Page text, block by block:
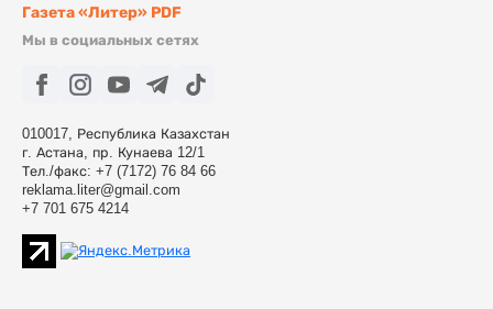
Газета «Литер» PDF
Мы в социальных сетях
010017, Республика Казахстан
г. Астана, пр. Кунаева 12/1
Тел./факс: +7 (7172) 76 84 66
reklama.liter@gmail.com
+7 701 675 4214